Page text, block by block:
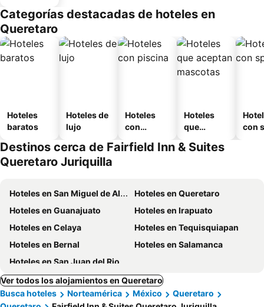
Categorías destacadas de hoteles en
Queretaro
Hoteles
baratos
Hoteles de
lujo
Hoteles
con
Hoteles
que
mascotas
con
Destinos cerca de Fairfield Inn & Suites
Queretaro Juriquilla
Hoteles en San Miguel de Allende
Hoteles en Queretaro
Hoteles en Guanajuato
Hoteles en Irapuato
Hoteles en Celaya
Hoteles en Tequisquiapan
Hoteles en Bernal
Hoteles en Salamanca
Hoteles en San Juan del Rio
Ver todos los alojamientos en Queretaro
Busca hoteles
Norteamérica México
Queretaro